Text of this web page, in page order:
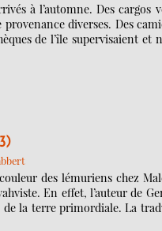
à l’automne. Des
diverses. Des
de l’île supervisaient
des lémuriens chez
En effet, l’auteur de
de la terre primordiale. La